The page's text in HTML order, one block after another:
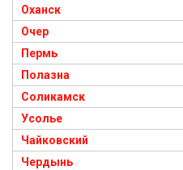
Оханск
Очер
Пермь
Полазна
Соликамск
Усолье
Чайковский
Чердынь